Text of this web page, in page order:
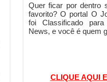
Quer ficar por dentro
favorito? O portal O
foi Classificado
News, e você é quem
CLIQUE AQUI